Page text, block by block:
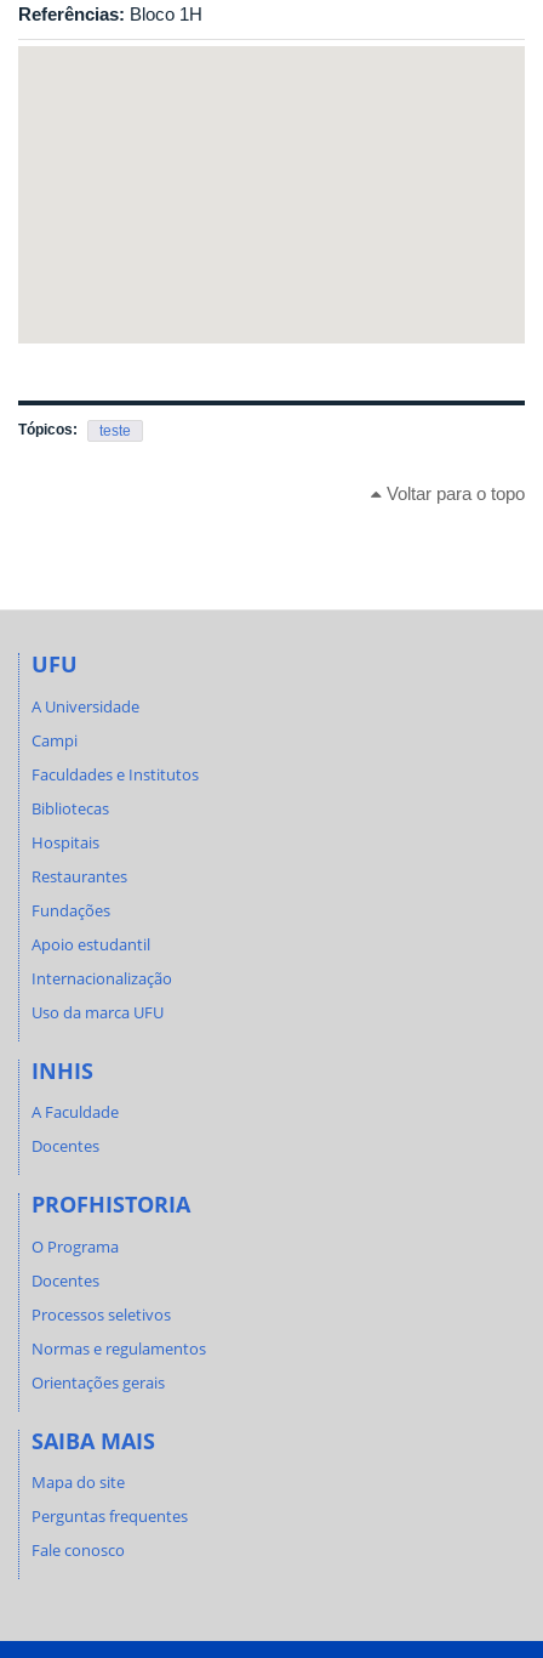
Referências: Bloco 1H
Tópicos: teste
Voltar para o topo
UFU
A Universidade
Campi
Faculdades e Institutos
Bibliotecas
Hospitais
Restaurantes
Fundações
Apoio estudantil
Internacionalização
Uso da marca UFU
INHIS
A Faculdade
Docentes
PROFHISTORIA
O Programa
Docentes
Processos seletivos
Normas e regulamentos
Orientações gerais
SAIBA MAIS
Mapa do site
Perguntas frequentes
Fale conosco